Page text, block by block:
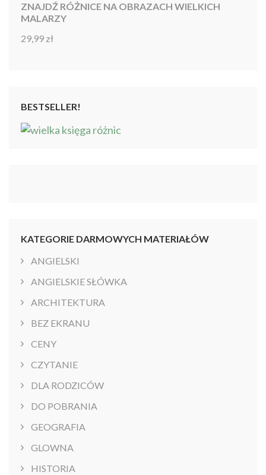
ZNAJDŹ RÓŻNICE NA OBRAZACH WIELKICH
MALARZY
Oceniono
29,99 zł
BESTSELLER!
KATEGORIE DARMOWYCH MATERIAŁÓW
ANGIELSKI
ANGIELSKIE SŁÓWKA
ARCHITEKTURA
BEZ EKRANU
CENY
CZYTANIE
DLA RODZICÓW
DO POBRANIA
GEOGRAFIA
GLOWNA
HISTORIA